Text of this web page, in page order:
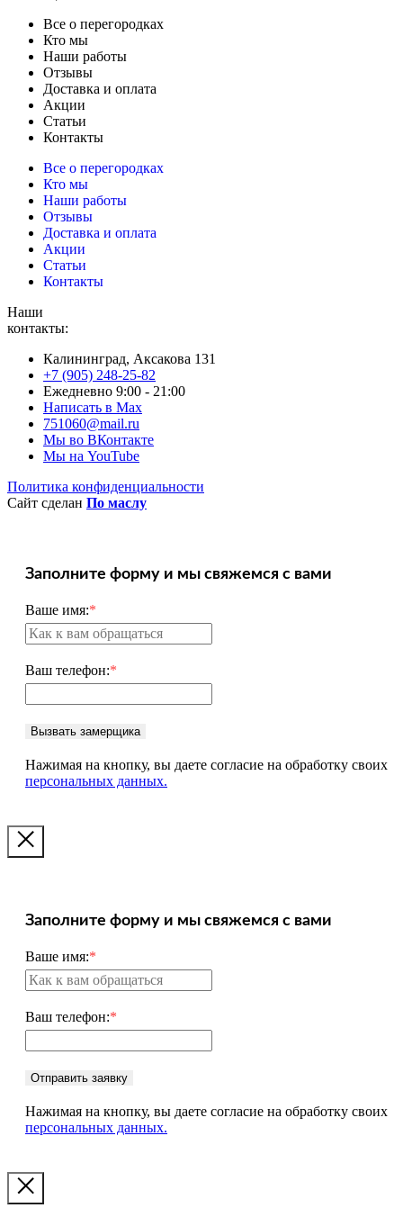
Все о перегородках
Кто мы
Наши работы
Отзывы
Доставка и оплата
Акции
Статьи
Контакты
Все о перегородках
Кто мы
Наши работы
Отзывы
Доставка и оплата
Акции
Статьи
Контакты
Наши
контакты:
Калининград, Аксакова 131
+7 (905) 248-25-82
Ежедневно 9:00 - 21:00
Написать в Max
751060@mail.ru
Мы во ВКонтакте
Мы на YouTube
Политика конфиденциальности
Сайт сделан По маслу
Заполните форму и мы свяжемся с вами
Ваше имя:*
Ваш телефон:*
Вызвать замерщика
Нажимая на кнопку, вы даете согласие на обработку своих
персональных данных.
Заполните форму и мы свяжемся с вами
Ваше имя:*
Ваш телефон:*
Отправить заявку
Нажимая на кнопку, вы даете согласие на обработку своих
персональных данных.